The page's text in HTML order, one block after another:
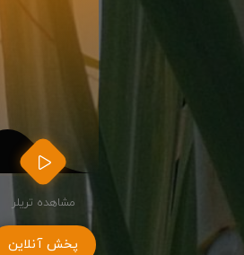
مشاهده تریلر
پخش آنلاین